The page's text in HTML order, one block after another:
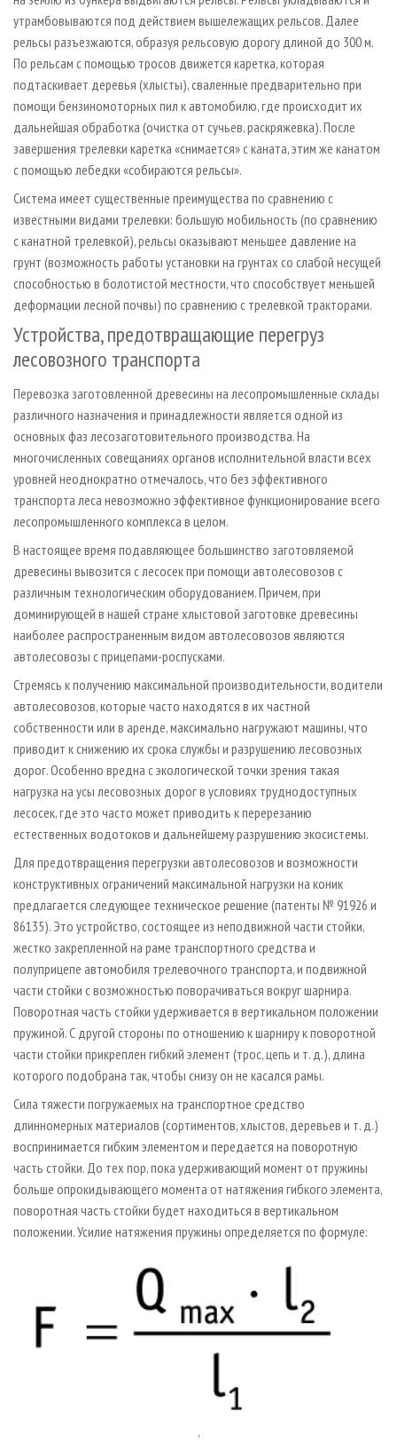
утрамбовываются под действием вышележащих рельсов. Далее
рельсы разъезжаются, образуя рельсовую дорогу длиной до 300 м.
По рельсам с помощью тросов движется каретка, которая
подтаскивает деревья (хлысты), сваленные предварительно при
помощи бензиномоторных пил к автомобилю, где происходит их
дальнейшая обработка (очистка от сучьев, раскряжевка). После
завершения трелевки каретка «снимается» с каната, этим же канатом
с помощью лебедки «собираются рельсы».
Система имеет существенные преимущества по сравнению с
известными видами трелевки: большую мобильность (по сравнению
с канатной трелевкой), рельсы оказывают меньшее давление на
грунт (возможность работы установки на грунтах со слабой несущей
способностью в болотистой местности, что способствует меньшей
деформации лесной почвы) по сравнению с трелевкой тракторами.
Устройства, предотвращающие перегруз
лесовозного транспорта
Перевозка заготовленной древесины на лесопромышленные склады
различного назначения и принадлежности является одной из
основных фаз лесозаготовительного производства. На
многочисленных совещаниях органов исполнительной власти всех
уровней неоднократно отмечалось, что без эффективного
транспорта леса невозможно эффективное функционирование всего
лесопромышленного комплекса в целом.
В настоящее время подавляющее большинство заготовляемой
древесины вывозится с лесосек при помощи автолесовозов с
различным технологическим оборудованием. Причем, при
доминирующей в нашей стране хлыстовой заготовке древесины
наиболее распространенным видом автолесовозов являются
автолесовозы с прицепами-роспусками.
Стремясь к получению максимальной производительности, водители
автолесовозов, которые часто находятся в их частной
собственности или в аренде, максимально нагружают машины, что
приводит к снижению их срока службы и разрушению лесовозных
дорог. Особенно вредна с экологической точки зрения такая
нагрузка на усы лесовозных дорог в условиях труднодоступных
лесосек, где это часто может приводить к перерезанию
естественных водотоков и дальнейшему разрушению экосистемы.
Для предотвращения перегрузки автолесовозов и возможности
конструктивных ограничений максимальной нагрузки на коник
предлагается следующее техническое решение (патенты № 91926 и
86135). Это устройство, состоящее из неподвижной части стойки,
жестко закрепленной на раме транспортного средства и
полуприцепе автомобиля трелевочного транспорта, и подвижной
части стойки с возможностью поворачиваться вокруг шарнира.
Поворотная часть стойки удерживается в вертикальном положении
пружиной. С другой стороны по отношению к шарниру к поворотной
части стойки прикреплен гибкий элемент (трос, цепь и т. д.), длина
которого подобрана так, чтобы снизу он не касался рамы.
Сила тяжести погружаемых на транспортное средство
длинномерных материалов (сортиментов, хлыстов, деревьев и т. д.)
воспринимается гибким элементом и передается на поворотную
часть стойки. До тех пор, пока удерживающий момент от пружины
больше опрокидывающего момента от натяжения гибкого элемента,
поворотная часть стойки будет находиться в вертикальном
положении. Усилие натяжения пружины определяется по формуле:
,